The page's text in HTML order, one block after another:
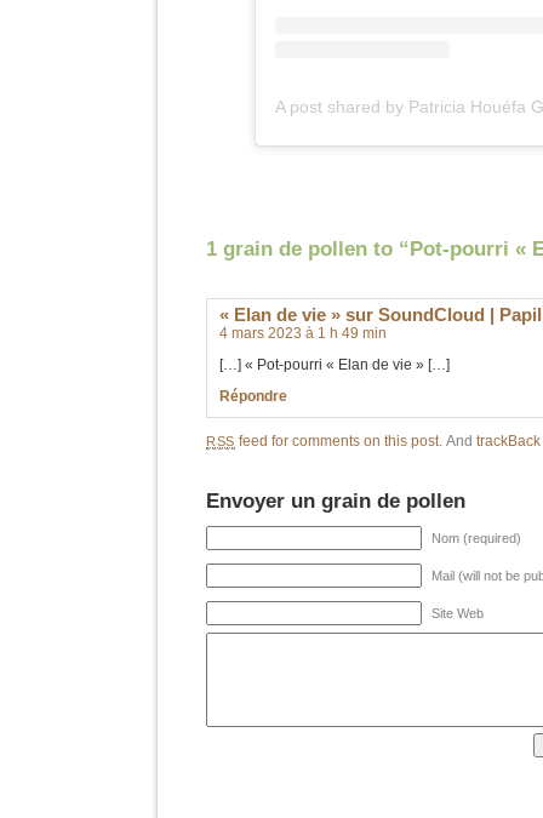
1 grain de pollen to “Pot-pourri «
« Elan de vie » sur SoundCloud |
4 mars 2023 à 1 h 49 min
[…] « Pot-pourri « Elan de vie » […]
Répondre
RSS feed for comments on this post. And
Envoyer un grain de pollen
Nom (required)
Mail (will not be
Site Web